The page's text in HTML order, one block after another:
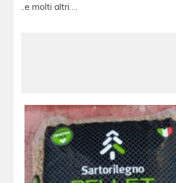
..e molti altri….